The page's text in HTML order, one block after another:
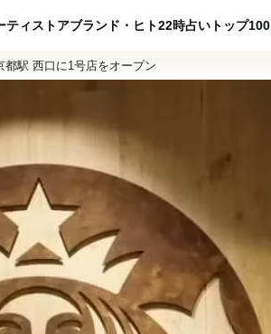
ティ ストアブランド・ヒト22時占い トップ100
都駅 西口に1号店をオープン